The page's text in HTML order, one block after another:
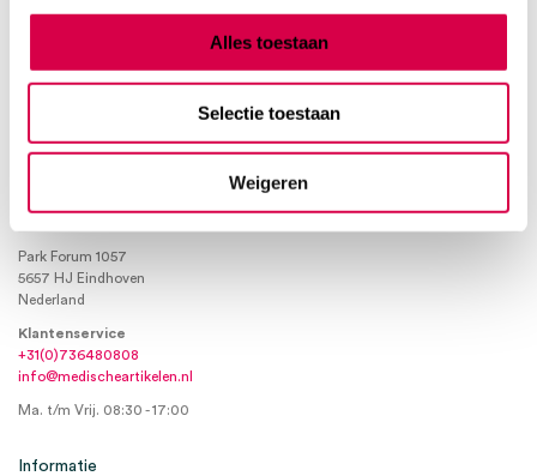
Alles toestaan
Selectie toestaan
Weigeren
Verbandmiddelen
Medische Artikelen SMA B.V.
Park Forum 1057
5657 HJ Eindhoven
Nederland
Klantenservice
+31(0)736480808
info@medischeartikelen.nl
Ma. t/m Vrij. 08:30 - 17:00
Informatie